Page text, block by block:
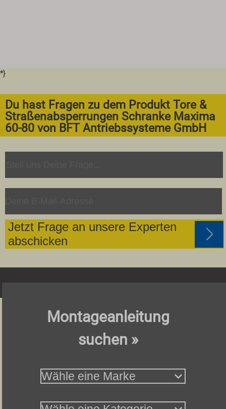
*}
Du hast Fragen zu dem Produkt Tore &
Straßenabsperrungen Schranke Maxima
60-80 von BFT Antriebssysteme GmbH
Jetzt Frage an unsere Experten
abschicken
Montageanleitung
suchen »